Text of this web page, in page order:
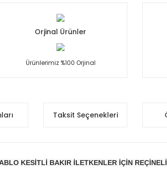
Orjinal Ürünler
Ürünlerimiz %100 Orjinal
Taksit Seçenekleri
KESİTLİ BAKIR İLETKENLER İÇİN